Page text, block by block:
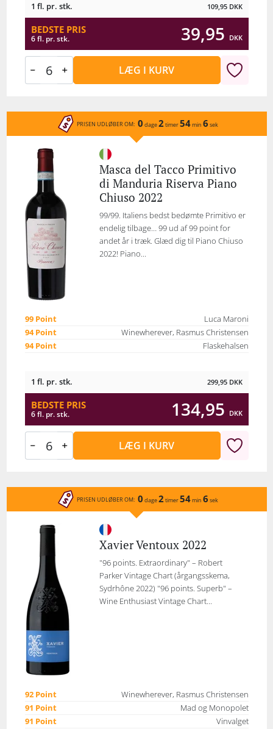
1 fl. pr. stk. 109,95 DKK
BEDSTE PRIS
6 fl. pr. stk. 39,95 DKK
LÆG I KURV
PRISEN UDLØBER OM: 0 dage2 timer54min 6 sek
Masca del Tacco Primitivo
di Manduria Riserva Piano
Chiuso 2022
99/99. Italiens bedst bedømte Primitivo er
endelig tilbage… 99 ud af 99 point for
andet år i træk. Glæd dig til Piano Chiuso
2022! Piano...
99 Point
Luca Maroni
94 Point
Winewherever, Rasmus Christensen
94 Point
Flaskehalsen
1 fl. pr. stk. 299,95 DKK
BEDSTE PRIS
6 fl. pr. stk. 134,95 DKK
LÆG I KURV
PRISEN UDLØBER OM: 0 dage2 timer54min 6 sek
Xavier Ventoux 2022
"96 points. Extraordinary" – Robert
Parker Vintage Chart (årgangsskema,
Sydrhône 2022) "96 points. Superb" –
Wine Enthusiast Vintage Chart...
92 Point
Winewherever, Rasmus Christensen
91 Point
Mad og Monopolet
91 Point
Vinvalget